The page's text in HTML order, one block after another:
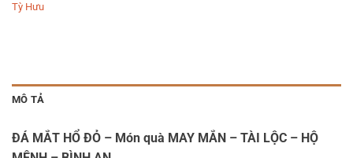
Tỳ Hưu
MÔ TẢ
ĐÁ MẮT HỔ ĐỎ – Món quà MAY MẮN – TÀI LỘC – HỘ